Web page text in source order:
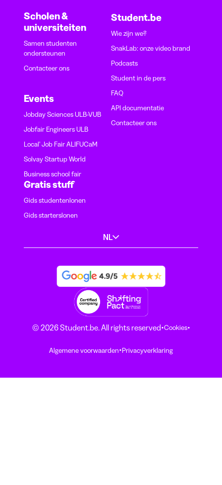
Scholen &
universiteiten
Samen studenten
ondersteunen
Contacteer ons
Events
Jobday Sciences ULB-VUB
Jobfair Engineers ULB
Local' Job Fair ALIFUCaM
Solvay Startup World
Business school fair
Student.be
Wie zijn we?
SnakLab: onze video brand
Podcasts
Student in de pers
FAQ
API documentatie
Contacteer ons
Gratis stuff
Gids studentenlonen
Gids starterslonen
NL
© 2026 Student.be. All rights reserved·Cookies·
Algemene voorwaarden·Privacyverklaring